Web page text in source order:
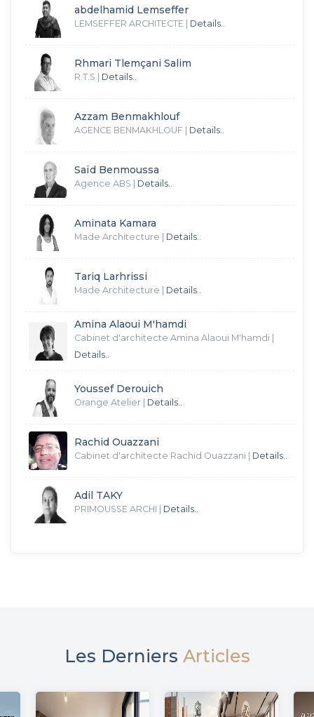
abdelhamid Lemseffer
LEMSEFFER ARCHITECTE Details..
Rhmari Tlemçani Salim
R.T.S Details..
Azzam Benmakhlouf
AGENCE BENMAKHLOUF Details..
Saïd Benmoussa
Agence ABS Details..
Aminata Kamara
Made Architecture Details..
Tariq Larhrissi
Made Architecture Details..
Amina Alaoui M'hamdi
Cabinet d'architecte Amina Alaoui M'hamdi
Details..
Youssef Derouich
Orange Atelier Details..
Rachid Ouazzani
Cabinet d'architecte Rachid Ouazzani Details..
Adil TAKY
PRIMOUSSE ARCHI Details..
Les Derniers Articles